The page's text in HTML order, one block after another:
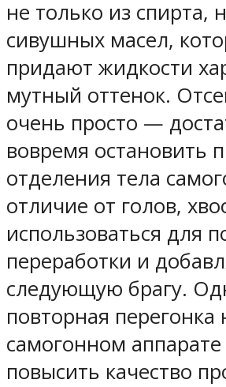
не только из спирта,
сивушных масел,
придают жидкости
мутный оттенок.
очень просто —
вовремя остановить
отделения тела
отличие от голов,
использоваться для
переработки и
следующую брагу.
повторная перегонка
самогонном
повысить качество